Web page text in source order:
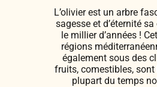
L’olivier est un arbre
sagesse et d’éternité
le millier d’années !
régions
également sous des
fruits, comestibles, sont
plupart du temps